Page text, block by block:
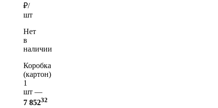
₽/
шт
Нет
в
наличии
Коробка
(картон)
1
шт —
7 85232